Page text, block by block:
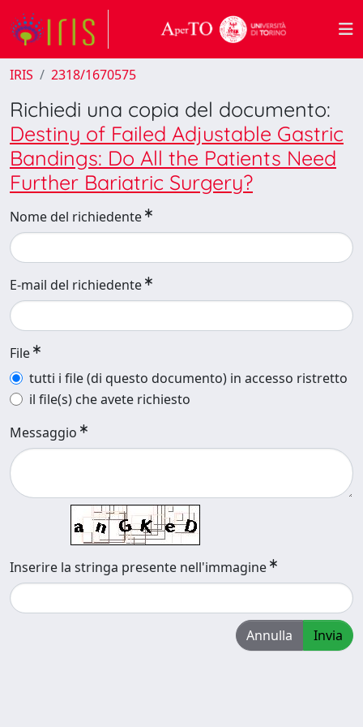
IRIS 2318/1670575
Richiedi una copia del documento:
Destiny of Failed Adjustable Gastric
Bandings: Do All the Patients Need
Further Bariatric Surgery?
Nome del richiedente
E-mail del richiedente
File
tutti i file (di questo documento) in accesso ristretto
il file(s) che avete richiesto
Messaggio
Inserire la stringa presente nell'immagine
Annulla Invia